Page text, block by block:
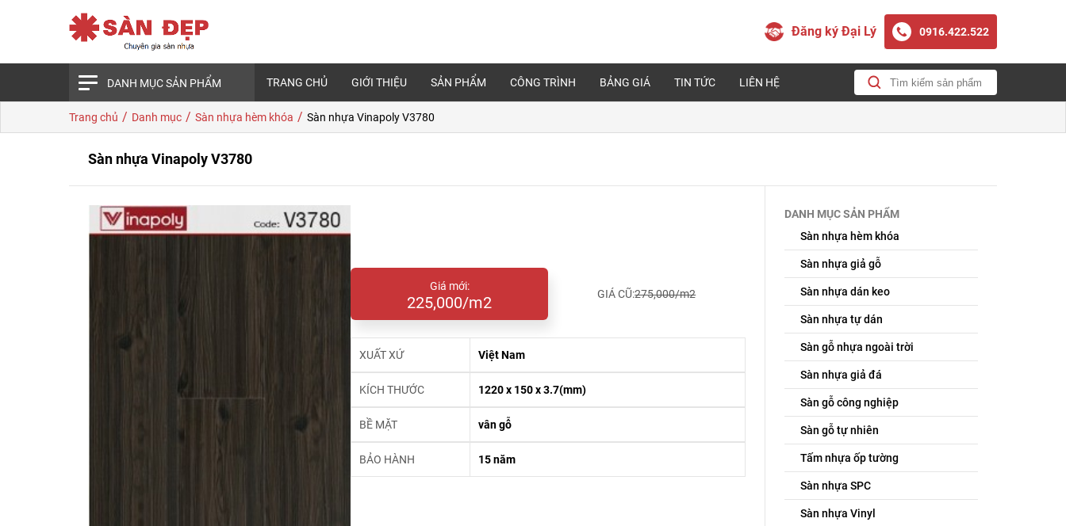
Đăng ký Đại Lý 0916.422.522
DANH MỤC SẢN PHẨM TRANG CHỦ GIỚI THIỆU SẢN PHẨM CÔNG TRÌNH BẢNG GIÁ TIN TỨC LIÊN HỆ
Trang chủ / Danh mục / Sàn nhựa hèm khóa / Sàn nhựa Vinapoly V3780
Sàn nhựa Vinapoly V3780
Giá mới:
225,000/m2 GIÁ CŨ:275,000/m2
XUẤT XỨ Việt Nam
KÍCH THƯỚC 1220 x 150 x 3.7(mm)
BỀ MẶT vân gỗ
BẢO HÀNH 15 năm
DANH MỤC SẢN PHẨM
Sàn nhựa hèm khóa
Sàn nhựa giả gỗ
Sàn nhựa dán keo
Sàn nhựa tự dán
Sàn gỗ nhựa ngoài trời
Sàn nhựa giả đá
Sàn gỗ công nghiệp
Sàn gỗ tự nhiên
Tấm nhựa ốp tường
Sàn nhựa SPC
Sàn nhựa Vinyl